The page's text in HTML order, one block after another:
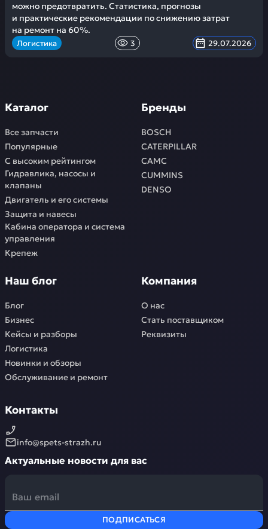
можно предотвратить. Статистика, прогнозы
и практические рекомендации по снижению затрат
на ремонт на 60%.
Логистика 3 29.07.2026
Каталог
Все запчасти
Популярные
С высоким рейтингом
Гидравлика, насосы и
клапаны
Двигатель и его системы
Защита и навесы
Кабина оператора и система
управления
Крепеж
Бренды
BOSCH
CATERPILLAR
CAMC
CUMMINS
DENSO
Наш блог
Блог
Бизнес
Кейсы и разборы
Логистика
Новинки и обзоры
Обслуживание и ремонт
Компания
О нас
Стать поставщиком
Реквизиты
Контакты
info@spets-strazh.ru
Актуальные новости для вас
ПОДПИСАТЬСЯ